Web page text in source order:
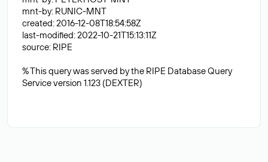
mnt-by: RUNIC-MNT
created: 2016-12-08T18:54:58Z
last-modified: 2022-10-21T15:13:11Z
source: RIPE
% This query was served by the RIPE Database Query
Service version 1.123 (DEXTER)